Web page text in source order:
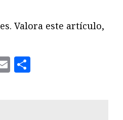
Valora este artículo,
Email